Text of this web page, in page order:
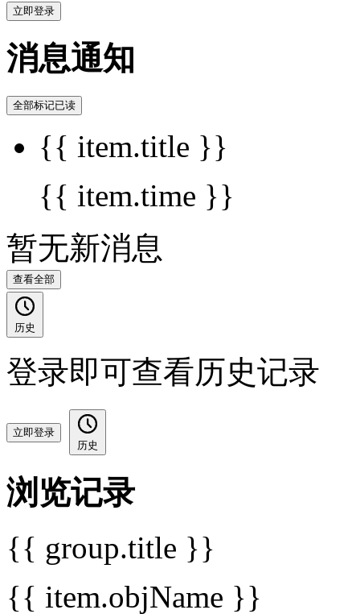
立即登录
消息通知
全部标记已读
{{ item.title }}
{{ item.time }}
暂无新消息
查看全部
历史
登录即可查看历史记录
立即登录
历史
浏览记录
{{ group.title }}
{{ item.objName }}